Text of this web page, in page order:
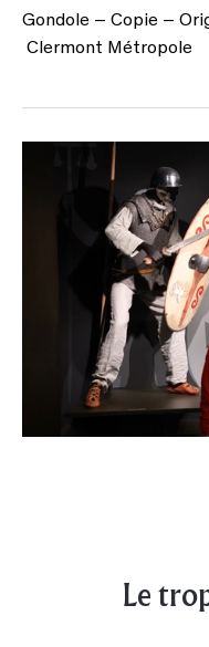
Gondole – Copie –
Clermont Métropole
Le